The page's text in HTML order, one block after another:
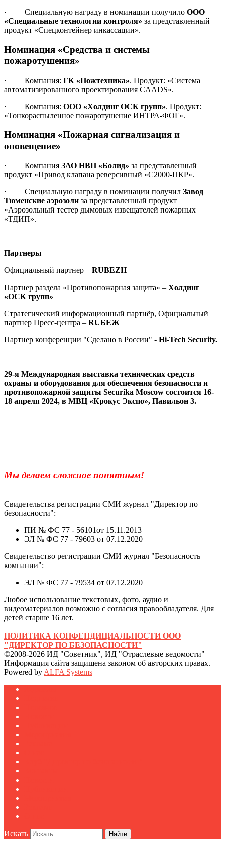
· Специальную награду в номинации получило ООО
«Специальные технологии контроля» за представленный
продукт «Спецконтейнер инкассации».
Номинация «Средства и системы
пожаротушения»
· Компания: ГК «Пожтехника». Продукт: «Система
автоматизированного проектирования CAADS».
· Компания: ООО «Холдинг ОСК групп». Продукт:
«Тонкораспыленное пожаротушение ИНТРА-ФОГ».
Номинация «Пожарная сигнализация и
оповещение»
· Компания ЗАО НВП «Болид» за представленный
продукт «Привод клапана реверсивный «С2000-ПКР».
· Специальную награду в номинации получил Завод
Тюменские аэрозоли за представленный продукт
«Аэрозольный тестер дымовых извещателей пожарных
«ТДИП».
Партнеры
Официальный партнер – RUBEZH
Партнер раздела «Противопожарная защита» – Холдинг
«ОСК групп»
Cтратегический информационный партнёр, Официальный
партнер Пресс-центра – RUБЕЖ
Партнер конференции "Сделано в России" - Hi-Tech Security.
29-я Международная выставка технических средств
охраны и оборудования для обеспечения безопасности и
противопожарной защиты Securika Moscow состоится 16-
18 апреля 2024, в МВЦ «Крокус Экспо», Павильон 3.
Мы делаем сложное понятным!
Свидетельства регистрации СМИ журнал "Директор по
безопасности":
ПИ № ФС 77 - 56101от 15.11.2013
ЭЛ № ФС 77 - 79603 от 07.12.2020
Свидетельство регистрации СМИ журнал "Безопасность
компании":
ЭЛ № ФС 77 - 79534 от 07.12.2020
Любое использование текстовых, фото, аудио и
видеоматериалов возможно с согласия правообладателя. Для
детей старше 16 лет.
ПОЛИТИКА КОНФЕНДИЦИАЛЬНОСТИ ООО
"ДИРЕКТОР ПО БЕЗОПАСНОСТИ"
©2008-2026 ИД "Советник", ИД "Отраслевые ведомости"
Информация сайта защищена законом об авторских правах.
Powered by ALFA Systems
Искать Найти